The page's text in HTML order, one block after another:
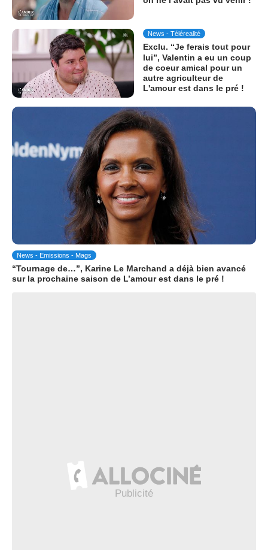
News - Télérealité
Exclu. “Je ferais tout pour
lui”, Valentin a eu un coup
de coeur amical pour un
autre agriculteur de
L'amour est dans le pré !
News - Emissions - Mags
“Tournage de…”, Karine Le Marchand a déjà bien avancé
sur la prochaine saison de L’amour est dans le pré !